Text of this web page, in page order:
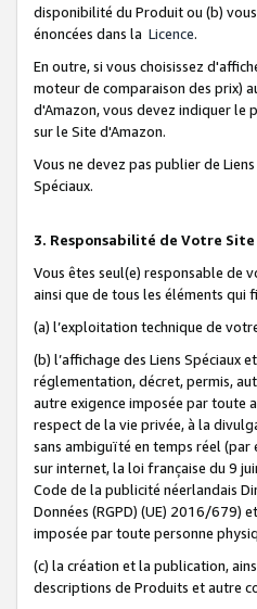
disponibilité du Produit ou (b)
énoncées dans la Licence.
En outre, si vous choisissez
moteur de comparaison des prix)
d'Amazon, vous devez indiquer le
sur le Site d'Amazon.
Vous ne devez pas publier de
Spéciaux.
3. Responsabilité de Votre Site
Vous êtes seul(e) responsable de
ainsi que de tous les éléments qui
(a) l’exploitation technique de
(b) l’affichage des Liens Spéciaux
réglementation, décret, permis,
autre exigence imposée par toute
respect de la vie privée, à la
sans ambiguïté en temps réel (par
sur internet, la loi française du 9
Code de la publicité néerlandais
Données (RGPD) (UE) 2016/679)
imposée par toute personne
(c) la création et la publication,
descriptions de Produits et autre